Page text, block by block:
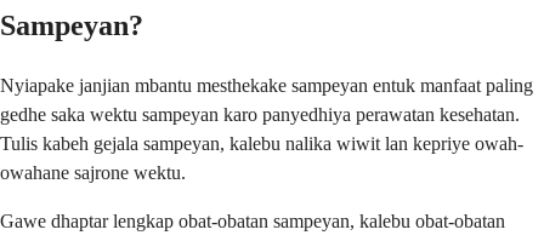
Sampeyan?
Nyiapake janjian mbantu mesthekake sampeyan entuk manfaat paling
gedhe saka wektu sampeyan karo panyedhiya perawatan kesehatan.
Tulis kabeh gejala sampeyan, kalebu nalika wiwit lan kepriye owah-
owahane sajrone wektu.
Gawe dhaptar lengkap obat-obatan sampeyan, kalebu obat-obatan